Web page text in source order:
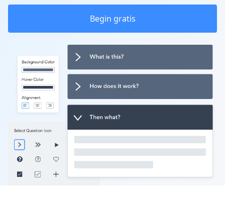
Begin gratis